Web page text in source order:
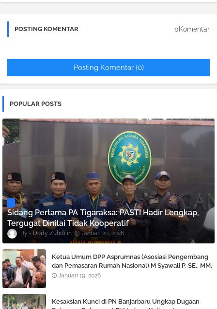
POSTING KOMENTAR 0Komentar
Posting Komentar (0)
POPULAR POSTS
Sidang Pertama PA Tigaraksa: PASTI Hadir Lengkap,
Tergugat Dinilai Tidak Kooperatif
Dody Zuhdi Januari 20, 2026
Ketua Umum DPP Asprumnas (Asosiasi Pengembang
dan Pemasaran Rumah Nasional) M Syawali P, SE., MM.
Angkat bicara Terkait Berlaku nya KUHP dan KUHAP
Januari 19, 2026
Kesaksian Kunci di PN Banjarbaru Ungkap Dugaan